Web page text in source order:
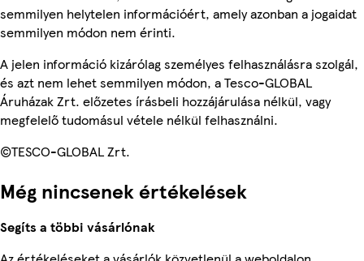
semmilyen helytelen információért, amely azonban a jogaidat
semmilyen módon nem érinti.
A jelen információ kizárólag személyes felhasználásra szolgál,
és azt nem lehet semmilyen módon, a Tesco-GLOBAL
Áruházak Zrt. előzetes írásbeli hozzájárulása nélkül, vagy
megfelelő tudomásul vétele nélkül felhasználni.
©TESCO-GLOBAL Zrt.
Még nincsenek értékelések
Segíts a többi vásárlónak